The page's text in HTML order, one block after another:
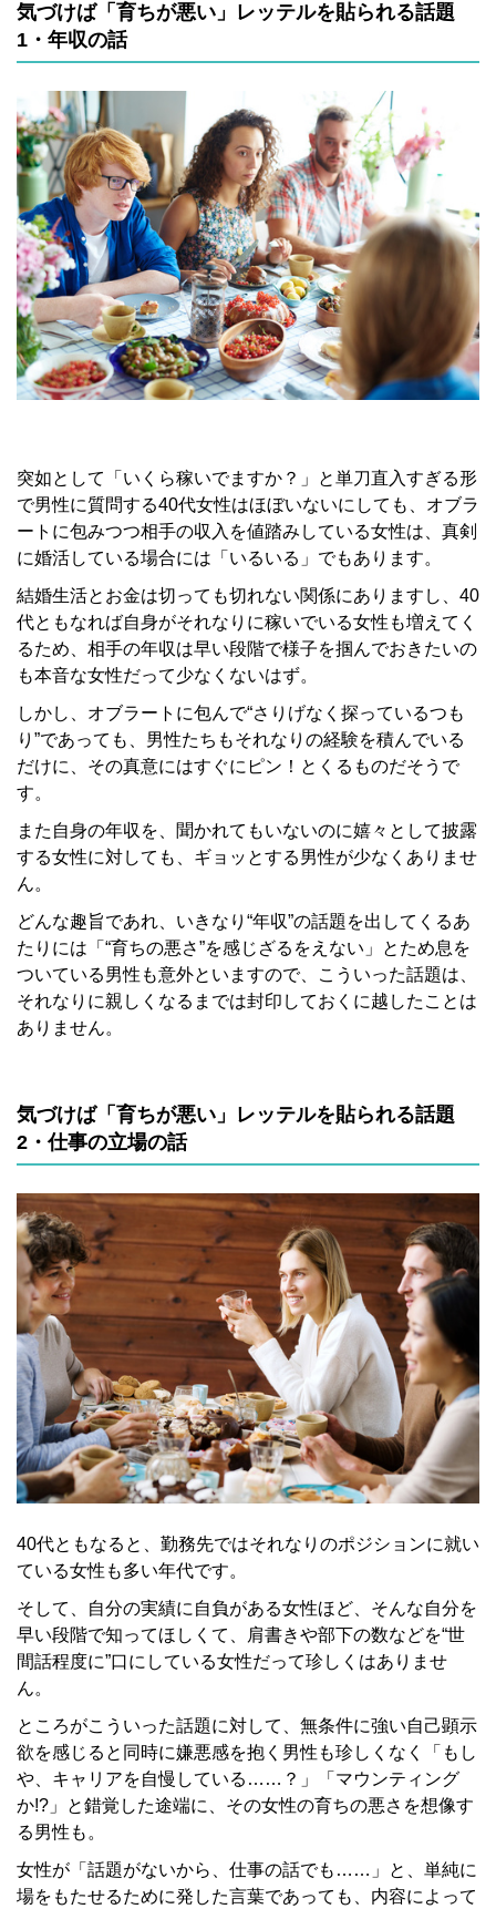
気づけば「育ちが悪い」レッテルを貼られる話題
1・年収の話
突如として「いくら稼いでますか？」と単刀直入すぎる形
で男性に質問する40代女性はほぼいないにしても、オブラ
ートに包みつつ相手の収入を値踏みしている女性は、真剣
に婚活している場合には「いるいる」でもあります。
結婚生活とお金は切っても切れない関係にありますし、40
代ともなれば自身がそれなりに稼いでいる女性も増えてく
るため、相手の年収は早い段階で様子を掴んでおきたいの
も本音な女性だって少なくないはず。
しかし、オブラートに包んで“さりげなく探っているつも
り”であっても、男性たちもそれなりの経験を積んでいる
だけに、その真意にはすぐにピン！とくるものだそうで
す。
また自身の年収を、聞かれてもいないのに嬉々として披露
する女性に対しても、ギョッとする男性が少なくありませ
ん。
どんな趣旨であれ、いきなり“年収”の話題を出してくるあ
たりには「“育ちの悪さ”を感じざるをえない」とため息を
ついている男性も意外といますので、こういった話題は、
それなりに親しくなるまでは封印しておくに越したことは
ありません。
気づけば「育ちが悪い」レッテルを貼られる話題
2・仕事の立場の話
40代ともなると、勤務先ではそれなりのポジションに就い
ている女性も多い年代です。
そして、自分の実績に自負がある女性ほど、そんな自分を
早い段階で知ってほしくて、肩書きや部下の数などを“世
間話程度に”口にしている女性だって珍しくはありませ
ん。
ところがこういった話題に対して、無条件に強い自己顕示
欲を感じると同時に嫌悪感を抱く男性も珍しくなく「もし
や、キャリアを自慢している……？」「マウンティング
か!?」と錯覚した途端に、その女性の育ちの悪さを想像す
る男性も。
女性が「話題がないから、仕事の話でも……」と、単純に
場をもたせるために発した言葉であっても、内容によって